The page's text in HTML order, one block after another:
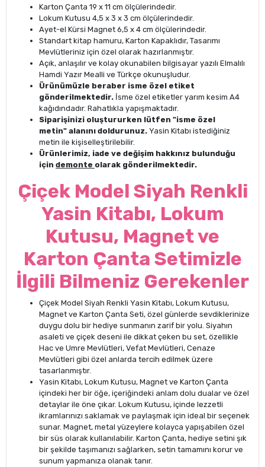
Karton Çanta 19 x 11 cm ölçülerindedir.
Lokum Kutusu 4,5 x 3 x 3 cm ölçülerindedir.
Ayet-el Kürsi Magnet 6,5 x 4 cm ölçülerindedir.
Standart kitap hamuru, Karton Kapaklıdır, Tasarımı
Mevlütleriniz için özel olarak hazırlanmıştır.
Açık, anlaşılır ve kolay okunabilen bilgisayar yazılı Elmalılı
Hamdi Yazır Mealli ve Türkçe okunuşludur.
Ürünümüzle beraber isme özel etiket
gönderilmektedir. İsme özel etiketler yarım kesim A4
kağıdındadır. Rahatlıkla yapışmaktadır.
Siparişinizi oluştururken lütfen "isme özel
metin" alanını doldurunuz. Yasin Kitabı istediğiniz
metin ile kişiselleştirilebilir.
Ürünlerimiz, iade ve değişim hakkınız bulunduğu
için demonte olarak gönderilmektedir.
Çiçek Model Siyah Renkli
Yasin Kitabı, Lokum
Kutusu, Magnet ve
Karton Çanta Setimizle
İlgili Bilmeniz Gerekenler
Çiçek Model Siyah Renkli Yasin Kitabı, Lokum Kutusu,
Magnet ve Karton Çanta Seti, özel günlerde sevdiklerinize
duygu dolu bir hediye sunmanın zarif bir yolu. Siyahın
asaleti ve çiçek deseni ile dikkat çeken bu set, özellikle
Hac ve Umre Mevlütleri, Vefat Mevlütleri, Cenaze
Mevlütleri gibi özel anlarda tercih edilmek üzere
tasarlanmıştır.
Yasin Kitabı, Lokum Kutusu, Magnet ve Karton Çanta
içindeki her bir öğe, içeriğindeki anlam dolu dualar ve özel
detaylar ile öne çıkar. Lokum Kutusu, içinde lezzetli
ikramlarınızı saklamak ve paylaşmak için ideal bir seçenek
sunar. Magnet, metal yüzeylere kolayca yapışabilen özel
bir süs olarak kullanılabilir. Karton Çanta, hediye setini şık
bir şekilde taşımanızı sağlarken, setin tamamını korur ve
sunum yapmanıza olanak tanır.